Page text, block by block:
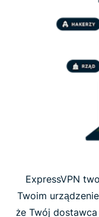
ExpressVPN
Twoim
że Twój